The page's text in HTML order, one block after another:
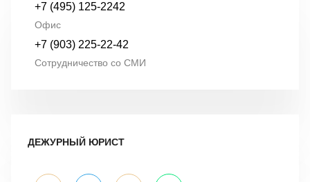
+7 (495) 125-2242
Офис
+7 (903) 225-22-42
Сотрудничество со СМИ
ДЕЖУРНЫЙ ЮРИСТ